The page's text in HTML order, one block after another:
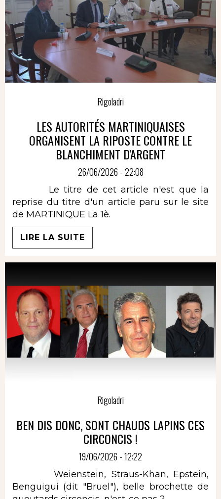
Rigoladri
LES AUTORITÉS MARTINIQUAISES
ORGANISENT LA RIPOSTE CONTRE LE
BLANCHIMENT D'ARGENT
26/06/2026 - 22:08
Le titre de cet article n'est que la
reprise du titre d'un article paru sur le site
de MARTINIQUE La 1è.
LIRE LA SUITE
Rigoladri
BEN DIS DONC, SONT CHAUDS LAPINS CES
CIRCONCIS !
19/06/2026 - 12:22
Weienstein, Straus-Khan, Epstein,
Benguigui (dit "Bruel"), belle brochette de